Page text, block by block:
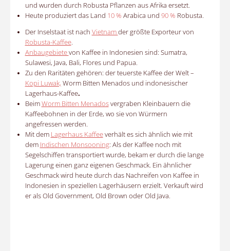
und wurden durch Robusta Pflanzen aus Afrika ersetzt.
Heute produziert das Land 10 % Arabica und 90 % Robusta.
Der Inselstaat ist nach Vietnamder größte Exporteur von
Robusta-Kaffee.
Anbaugebietevon Kaffee in Indonesien sind: Sumatra,
Sulawesi, Java, Bali, Flores und Papua.
Zu den Raritäten gehören: der teuerste Kaffee der Welt –
Kopi Luwak, Worm Bitten Menados und indonesischer
Lagerhaus-Kaffee.
BeimWorm Bitten Menadosvergraben Kleinbauern die
Kaffeebohnen in der Erde, wo sie von Würmern
angefressen werden.
Mit dem Lagerhaus Kaffeeverhält es sich ähnlich wie mit
dem Indischen Monsooning: Als der Kaffee noch mit
Segelschiffen transportiert wurde, bekam er durch die lange
Lagerung einen ganz eigenen Geschmack. Ein ähnlicher
Geschmack wird heute durch das Nachreifen von Kaffee in
Indonesien in speziellen Lagerhäusern erzielt. Verkauft wird
er als Old Government, Old Brown oder Old Java.